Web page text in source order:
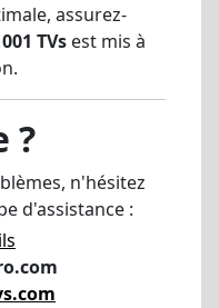
assurez-
TVs est mis à
?
n'hésitez
d'assistance :